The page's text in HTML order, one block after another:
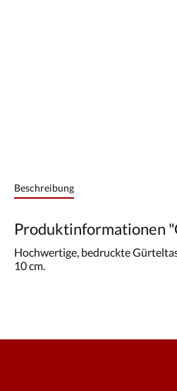
Beschreibung
Produktinformationen
Hochwertige, bedruckte
10 cm.